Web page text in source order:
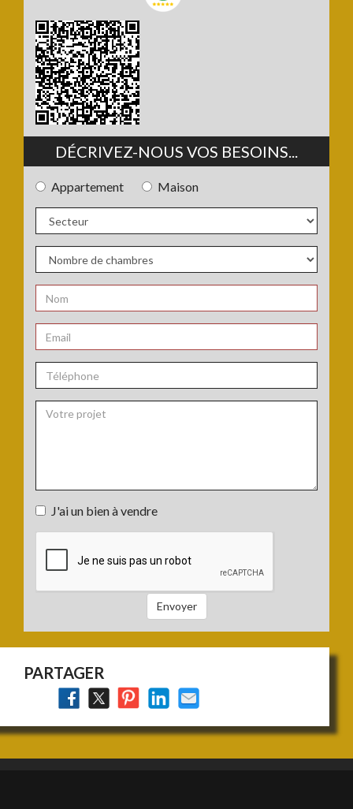
DÉCRIVEZ-NOUS VOS BESOINS...
Appartement
Maison
Type
de
bien
Secteur
Nombre
de
chambres
Nom
*
Email
*
Téléphone
projet
:
J'ai un bien à vendre
un
Envoyer
PARTAGER